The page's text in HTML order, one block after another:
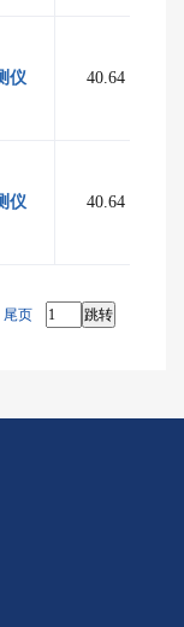
仪 40.64
仪 40.64
尾页